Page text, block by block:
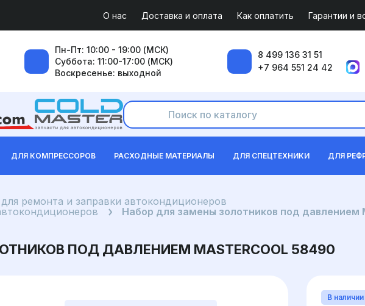
О нас Доставка и оплата Как оплатить Гарантии и
Пн-Пт: 10:00 - 19:00 (МСК)
Суббота: 11:00-17:00 (МСК)
Воскресенье: выходной
8 499 136 31 51
+7 964 551 24 42
ДЛЯ КОМПРЕССОРОВ РАСХОДНЫЕ МАТЕРИАЛЫ ДЛЯ СПЕЦТЕХНИКИ ДЛЯ
ремонта и заправки автокондиционеров
Набор для замены золотников под давлением
ПОД ДАВЛЕНИЕМ MASTERCOOL 58490
В наличии